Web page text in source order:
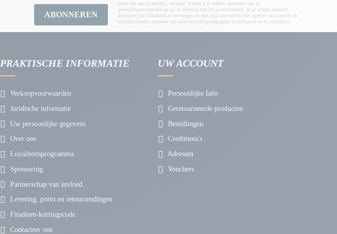
ABONNEREN
Door me aan te melden, verklaar ik kennis te hebben genomen van de
gebruiksvoorwaarden en ga ik akkoord met het privacybeleid. Ik ga ermee akkoord
berichten van Fitadium te ontvangen en dat mijn interacties (het openen van e-mails en
klikken) worden gemeten om onze marketingcampagnes te evalueren en te verbeteren.
PRAKTISCHE INFORMATIE
Verkoopvoorwaarden
Juridische informatie
Uw persoonlijke gegevens
Over ons
Loyaliteitsprogramma
Sponsoring
Partnerschap van invloed
Levering, porto en retourzendingen
Fitadium-kortingscode
Contacteer ons
UW ACCOUNT
Persoonlijke Info
Geretourneerde producten
Bestellingen
Creditnota's
Adressen
Vouchers